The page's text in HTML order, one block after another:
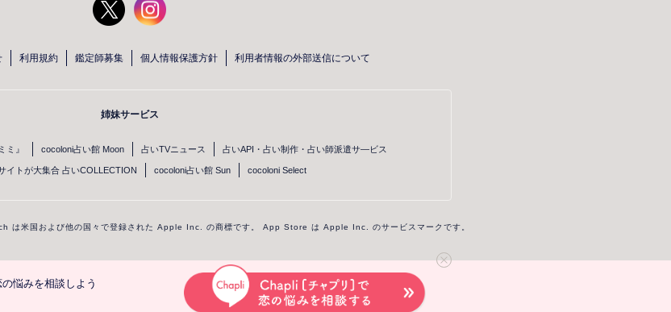
悩みを相談しよう
ざいました！やはりパパっと判断、
まく芽がでるように土壌をしっかり
心をついて、繰り返し何度も聞こえ
利用規約 鑑定師募集 個人情報保護方針 利用者情報の外部送信について
姉妹サービス
ミ』 cocoloni占い館 Moon 占いTVニュース 占いAPI・占い制作・占い師派遣サ―ビス
イトが大集合 占いCOLLECTION cocoloni占い館 Sun cocoloni Select
米国および他の国々で登録された Apple Inc. の商標です。 App Store は Apple Inc. のサービスマークです。